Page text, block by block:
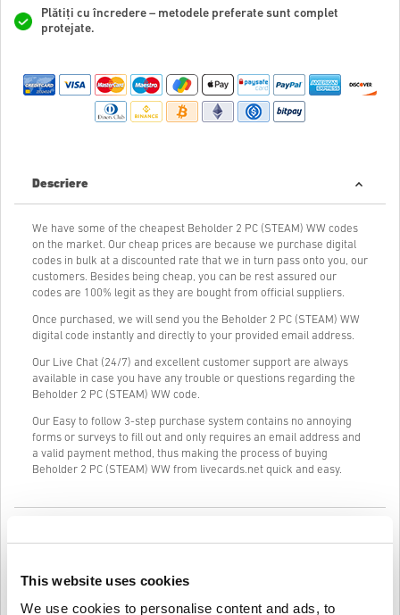
This website uses cookies
We use cookies to personalise content and ads, to
Plătiți cu încredere – metodele preferate sunt complet
protejate.
Descriere
We have some of the cheapest Beholder 2 PC (STEAM) WW codes
on the market. Our cheap prices are because we purchase digital
codes in bulk at a discounted rate that we in turn pass onto you, our
customers. Besides being cheap, you can be rest assured our
codes are 100% legit as they are bought from official suppliers.
Once purchased, we will send you the Beholder 2 PC (STEAM) WW
digital code instantly and directly to your provided email address.
Our Live Chat (24/7) and excellent customer support are always
available in case you have any trouble or questions regarding the
Beholder 2 PC (STEAM) WW code.
Our Easy to follow 3-step purchase system contains no annoying
forms or surveys to fill out and only requires an email address and
a valid payment method, thus making the process of buying
Beholder 2 PC (STEAM) WW from livecards.net quick and easy.
rapidă și ușoară: